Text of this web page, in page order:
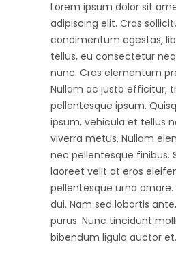
Lorem ipsum dolor sit
adipiscing elit. Cras
condimentum egestas,
tellus, eu consectetur
nunc. Cras elementum
Nullam ac justo efficitur,
pellentesque ipsum.
ipsum, vehicula et tellus
viverra metus. Nullam
nec pellentesque finibus.
laoreet velit at eros
pellentesque urna ornare.
dui. Nam sed lobortis
purus. Nunc tincidunt
bibendum ligula auctor et.